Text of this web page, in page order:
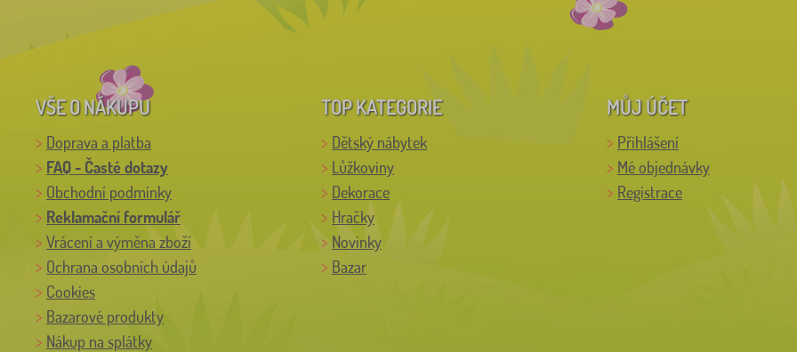
VŠE O NÁKUPU
Doprava a platba
FAQ - Časté dotazy
Obchodní podmínky
Reklamační formulář
Vrácení a výměna zboží
Ochrana osobních údajů
Cookies
Bazarové produkty
Nákup na splátky
TOP KATEGORIE
Dětský nábytek
Lůžkoviny
Dekorace
Hračky
Novinky
Bazar
MŮJ ÚČET
Přihlášení
Mé objednávky
Registrace